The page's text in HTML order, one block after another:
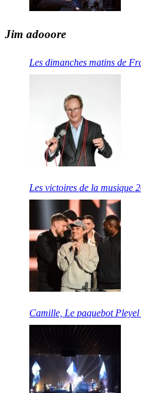
Jim adooore
Les dimanches matins de
Les victoires de la musique
Camille, Le paquebot